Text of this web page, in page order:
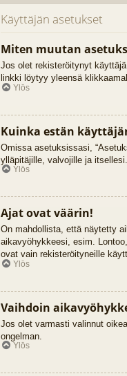
Käyttäjän asetukset
Miten muutan
Jos olet rekisteröitynyt
linkki löytyy yleensä
Ylös
Kuinka estän
Omissa asetuksissasi,
ylläpitäjille, valvojille ja
Ylös
Ajat ovat väärin!
On mahdollista, että näytetty
aikavyöhykkeesi, esim.
ovat vain rekisteröityneille
Ylös
Vaihdoin
Jos olet varmasti valinnut
ongelman.
Ylös